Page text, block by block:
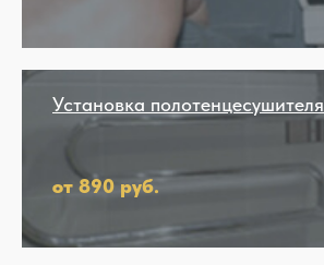
Установка полотенцесушителя
от 890 руб.